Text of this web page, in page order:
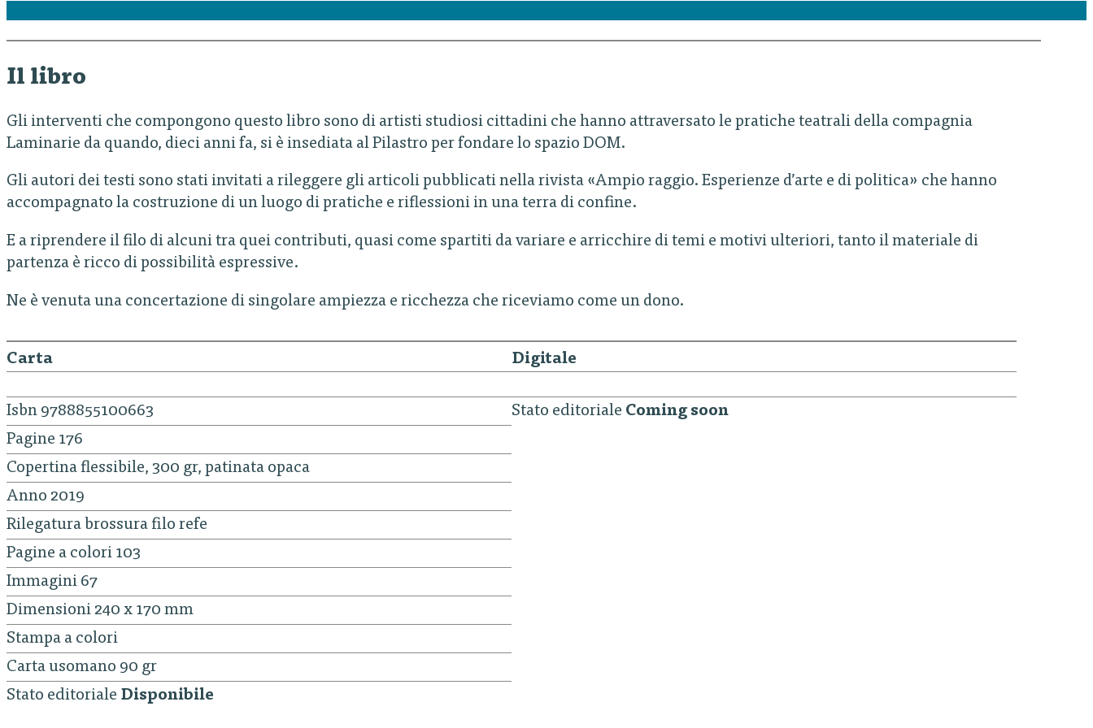
Il libro
Gli interventi che compongono questo libro sono di artisti studiosi cittadini che hanno attraversato le pratiche teatrali della compagnia
Laminarie da quando, dieci anni fa, si è insediata al Pilastro per fondare lo spazio DOM.
Gli autori dei testi sono stati invitati a rileggere gli articoli pubblicati nella rivista «Ampio raggio. Esperienze d’arte e di politica» che hanno
accompagnato la costruzione di un luogo di pratiche e riflessioni in una terra di confine.
E a riprendere il filo di alcuni tra quei contributi, quasi come spartiti da variare e arricchire di temi e motivi ulteriori, tanto il materiale di
partenza è ricco di possibilità espressive.
Ne è venuta una concertazione di singolare ampiezza e ricchezza che riceviamo come un dono.
Carta
Isbn 9788855100663
Pagine 176
Copertina flessibile, 300 gr, patinata opaca
Anno 2019
Rilegatura brossura filo refe
Pagine a colori 103
Immagini 67
Dimensioni 240 x 170 mm
Stampa a colori
Carta usomano 90 gr
Stato editoriale Disponibile
Digitale
Stato editoriale Coming soon